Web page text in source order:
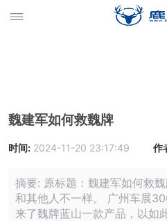
魏建军如何救魏牌
时间: 2024-11-20 23:17:49 作
摘要: 原标题：魏建军如何救
和其他人不一样。 广州车展
来了魏牌蓝山一款产品，以如